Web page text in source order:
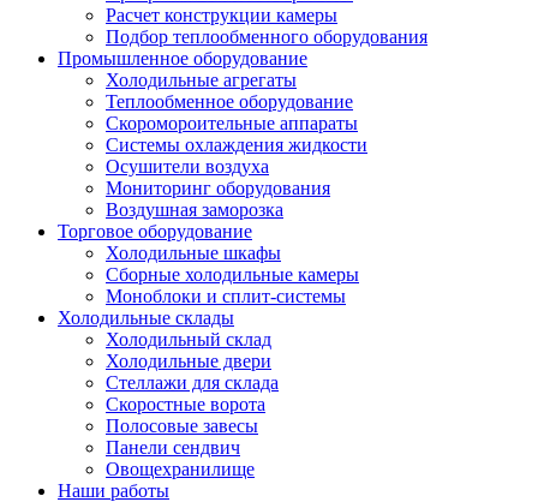
Расчет конструкции камеры
Подбор теплообменного оборудования
Промышленное оборудование
Холодильные агрегаты
Теплообменное оборудование
Скоромороительные аппараты
Системы охлаждения жидкости
Осушители воздуха
Мониторинг оборудования
Воздушная заморозка
Торговое оборудование
Холодильные шкафы
Сборные холодильные камеры
Моноблоки и сплит-системы
Холодильные склады
Холодильный склад
Холодильные двери
Стеллажи для склада
Скоростные ворота
Полосовые завесы
Панели сендвич
Овощехранилище
Наши работы